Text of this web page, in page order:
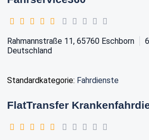
Rahmannstraße 11, 65760 Eschborn
Deutschland
Standardkategorie: Fahrdienste
FlatTransfer